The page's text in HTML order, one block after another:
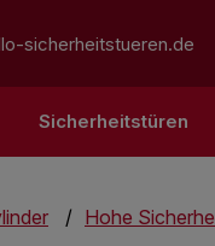
sicherheitstueren.de
Sicherheitstüren
Hohe